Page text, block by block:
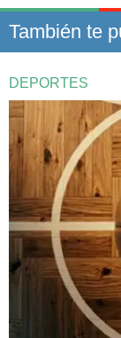
También te
DEPORTES